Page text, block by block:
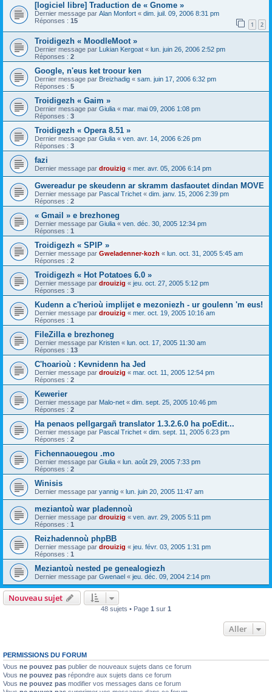
[logiciel libre] Traduction de « Gnome »
Dernier message par Alan Monfort « dim. juil. 09, 2006 8:31 pm
Réponses : 15 1 2
Troidigezh « MoodleMoot »
Dernier message par Lukian Kergoat « lun. juin 26, 2006 2:52 pm
Réponses : 2
Google, n'eus ket troour ken
Dernier message par Breizhadig « sam. juin 17, 2006 6:32 pm
Réponses : 5
Troidigezh « Gaim »
Dernier message par Giulia « mar. mai 09, 2006 1:08 pm
Réponses : 3
Troidigezh « Opera 8.51 »
Dernier message par Giulia « ven. avr. 14, 2006 6:26 pm
Réponses : 3
fazi
Dernier message par drouizig « mer. avr. 05, 2006 6:14 pm
Gwereadur pe skeudenn ar skramm dasfaoutet dindan MOVE
Dernier message par Pascal Trichet « dim. janv. 15, 2006 2:39 pm
Réponses : 2
« Gmail » e brezhoneg
Dernier message par Giulia « ven. déc. 30, 2005 12:34 pm
Réponses : 1
Troidigezh « SPIP »
Dernier message par Gweladenner-kozh « lun. oct. 31, 2005 5:45 am
Réponses : 2
Troidigezh « Hot Potatoes 6.0 »
Dernier message par drouizig « jeu. oct. 27, 2005 5:12 pm
Réponses : 3
Kudenn a c'herioù implijet e mezoniezh - ur goulenn 'm eus!
Dernier message par drouizig « mer. oct. 19, 2005 10:16 am
Réponses : 1
FileZilla e brezhoneg
Dernier message par Kristen « lun. oct. 17, 2005 11:30 am
Réponses : 13
C'hoarioù : Kevnidenn ha Jed
Dernier message par drouizig « mar. oct. 11, 2005 12:54 pm
Réponses : 2
Kewerier
Dernier message par Malo-net « dim. sept. 25, 2005 10:46 pm
Réponses : 2
Ha penaos pellgargañ translator 1.3.2.6.0 ha poEdit...
Dernier message par Pascal Trichet « dim. sept. 11, 2005 6:23 pm
Réponses : 2
Fichennaouegou .mo
Dernier message par Giulia « lun. août 29, 2005 7:33 pm
Réponses : 2
Winisis
Dernier message par yannig « lun. juin 20, 2005 11:47 am
meziantoù war pladennoù
Dernier message par drouizig « ven. avr. 29, 2005 5:11 pm
Réponses : 1
Reizhadennoù phpBB
Dernier message par drouizig « jeu. févr. 03, 2005 1:31 pm
Réponses : 1
Meziantoù nested pe genealogiezh
Dernier message par Gwenael « jeu. déc. 09, 2004 2:14 pm
Nouveau sujet
48 sujets • Page 1 sur 1
Aller
PERMISSIONS DU FORUM
Vous ne pouvez pas publier de nouveaux sujets dans ce forum
Vous ne pouvez pas répondre aux sujets dans ce forum
Vous ne pouvez pas modifier vos messages dans ce forum